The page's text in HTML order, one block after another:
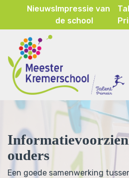
NieuwsImpressie van
de school
Home
Onze school
Ons onderwijs
Inspraak &
Contact
ouders
Een goede samenwerking